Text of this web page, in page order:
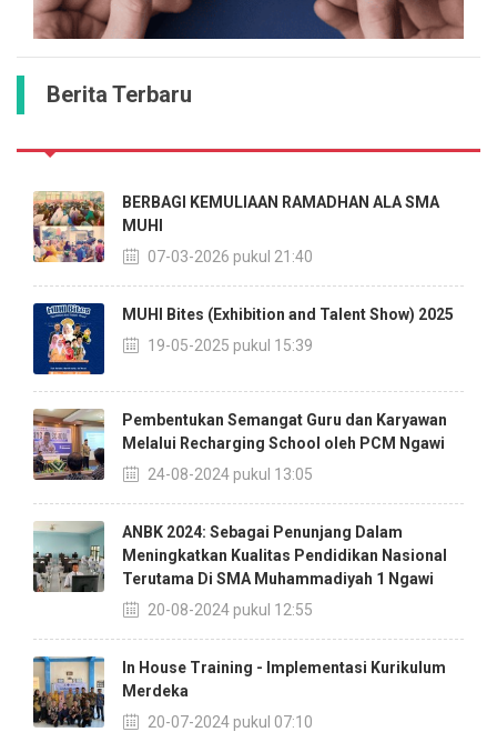
Berita Terbaru
BERBAGI KEMULIAAN RAMADHAN ALA SMA
MUHI
07-03-2026 pukul 21:40
MUHI Bites (Exhibition and Talent Show) 2025
19-05-2025 pukul 15:39
Pembentukan Semangat Guru dan Karyawan
Melalui Recharging School oleh PCM Ngawi
24-08-2024 pukul 13:05
ANBK 2024: Sebagai Penunjang Dalam
Meningkatkan Kualitas Pendidikan Nasional
Terutama Di SMA Muhammadiyah 1 Ngawi
20-08-2024 pukul 12:55
In House Training - Implementasi Kurikulum
Merdeka
20-07-2024 pukul 07:10